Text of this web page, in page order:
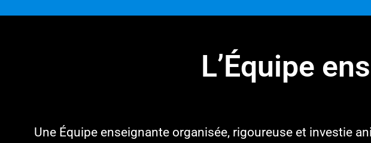
L’Équipe
Une Équipe enseignante organisée, rigoureuse et investie